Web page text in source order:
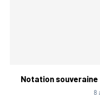
Notation souveraine
8